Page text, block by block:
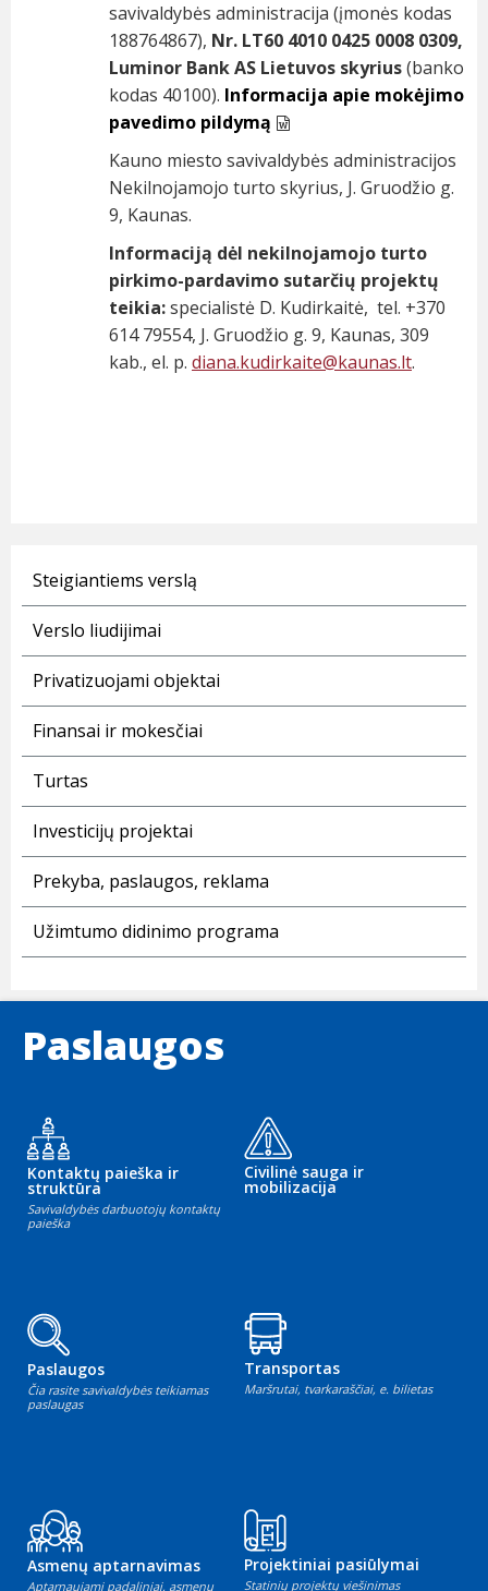
savivaldybės administracija (įmonės kodas
188764867), Nr. LT60 4010 0425 0008 0309,
Luminor Bank AS Lietuvos skyrius(banko
kodas 40100). Informacija apie mokėjimo
pavedimo pildymą
Kauno miesto savivaldybės administracijos
Nekilnojamojo turto skyrius, J. Gruodžio g.
9, Kaunas.
Informaciją dėl nekilnojamojo turto
pirkimo-pardavimo sutarčių projektų
teikia:specialistė D. Kudirkaitė, tel. +370
614 79554, J. Gruodžio g. 9, Kaunas, 309
kab., el. p. diana.kudirkaite@kaunas.lt.
Steigiantiems verslą
Verslo liudijimai
Privatizuojami objektai
Finansai ir mokesčiai
Turtas
Investicijų projektai
Prekyba, paslaugos, reklama
Užimtumo didinimo programa
Paslaugos
Kontaktų paieška ir
struktūra
Savivaldybės darbuotojų kontaktų
paieška
Civilinė sauga ir
mobilizacija
Paslaugos
Čia rasite savivaldybės teikiamas
paslaugas
Transportas
Maršrutai, tvarkaraščiai, e. bilietas
Asmenų aptarnavimas
Aptarnaujami padaliniai, asmenų
Projektiniai pasiūlymai
Statinių projektų viešinimas